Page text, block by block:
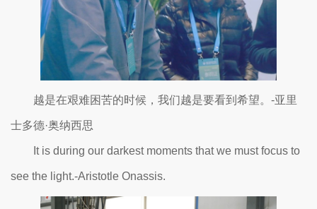
越是在艰难困苦的时候，我们越是要看到希望。-亚里
士多德·奥纳西思
It is during our darkest moments that we must focus to
see the light.-Aristotle Onassis.